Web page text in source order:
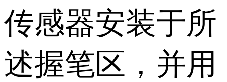
传感器安装于所
述握笔区，并用